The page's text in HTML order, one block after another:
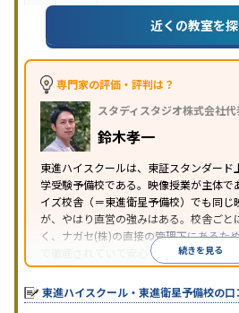
特待生・奨学金制度あり
PC・タブレットを利用1
習のみの受講可
※2024年6月調査。大学受験塾・予備校の
近くの教室を
専門家の評価・評判は？
スタディスタジオ株式会社
鈴木孝一
東進ハイスクールは、東証スタンダー
学受験予備校である。映像授業が主体で
イズ校舎（＝東進衛星予備校）でも同じ
が、やはり直営の強みはある。校舎ごと
く、ナガセ(株)の直接の管理下にあるた
で徹底されていて安心できる。
東進衛星予備校は、運営会社により指導
なる。体験授業では、授業のみで判断す
校舎雰囲気、校舎での合格実績などを確
続きを見る
東進ハイスクール・東進衛星予備校の口